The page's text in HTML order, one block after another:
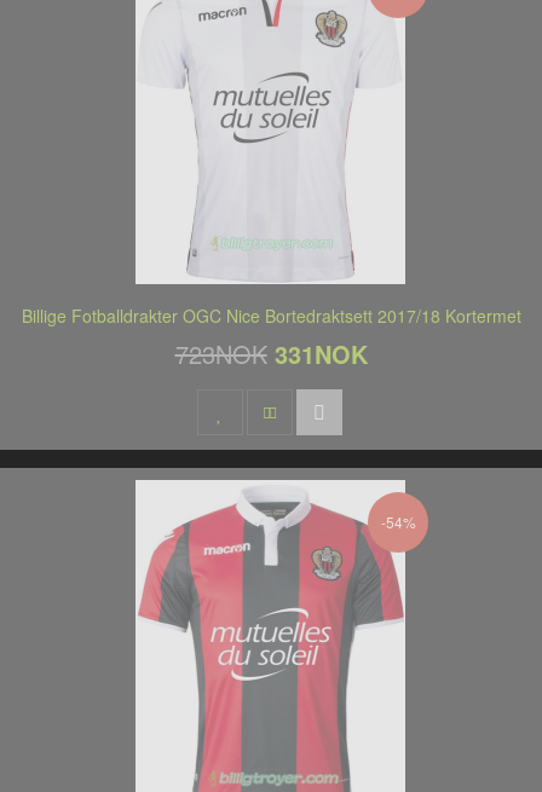
Billige Fotballdrakter OGC Nice Bortedraktsett 2017/18 Kortermet
723NOK 331NOK
-54%